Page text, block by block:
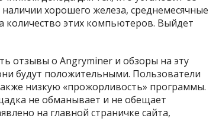
хорошего железа, среднемесячные
этих компьютеров. Выйдет
отзывы о Angryminer и обзоры на эту
будут положительными. Пользователи
низкую «прожорливость» программы.
не обманывает и не обещает
на главной страничке сайта,